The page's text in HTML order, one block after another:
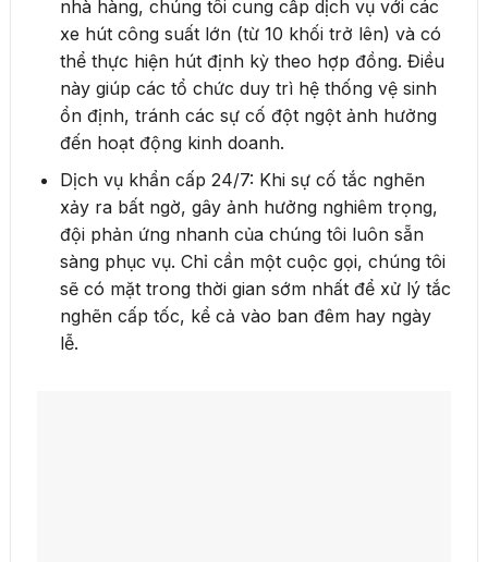
nhà hàng, chúng tôi cung cấp dịch vụ với các
xe hút công suất lớn (từ 10 khối trở lên) và có
thể thực hiện hút định kỳ theo hợp đồng. Điều
này giúp các tổ chức duy trì hệ thống vệ sinh
ổn định, tránh các sự cố đột ngột ảnh hưởng
đến hoạt động kinh doanh.
Dịch vụ khẩn cấp 24/7: Khi sự cố tắc nghẽn
xảy ra bất ngờ, gây ảnh hưởng nghiêm trọng,
đội phản ứng nhanh của chúng tôi luôn sẵn
sàng phục vụ. Chỉ cần một cuộc gọi, chúng tôi
sẽ có mặt trong thời gian sớm nhất để xử lý tắc
nghẽn cấp tốc, kể cả vào ban đêm hay ngày
lễ.